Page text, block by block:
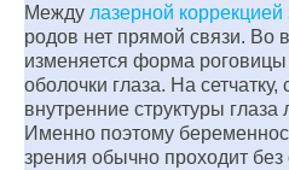
Между лазерной коррекцией
родов нет прямой связи. Во
изменяется форма
оболочки глаза. На сетчатку,
внутренние структуры глаза
Именно поэтому
зрения обычно проходит